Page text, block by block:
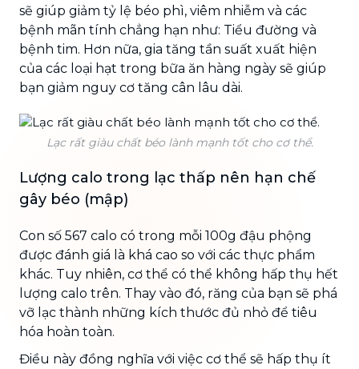
sẽ giúp giảm tỷ lệ béo phì, viêm nhiễm và các
bệnh mãn tính chẳng hạn như: Tiểu đường và
bệnh tim. Hơn nữa, gia tăng tần suất xuất hiện
của các loại hạt trong bữa ăn hàng ngày sẽ giúp
bạn giảm nguy cơ tăng cân lâu dài.
Lạc rất giàu chất béo lành mạnh tốt cho cơ thể.
Lượng calo trong lạc thấp nên hạn chế
gây béo (mập)
Con số 567 calo có trong mỗi 100g đậu phộng
được đánh giá là khá cao so với các thực phẩm
khác. Tuy nhiên, cơ thể có thể không hấp thụ hết
lượng calo trên. Thay vào đó, răng của bạn sẽ phá
vỡ lạc thành những kích thước đủ nhỏ để tiêu
hóa hoàn toàn.
Điều này đồng nghĩa với việc cơ thể sẽ hấp thụ ít